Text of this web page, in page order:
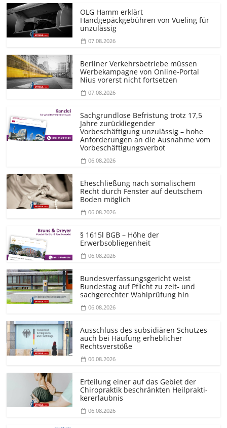
OLG Hamm erklärt
Handgepäckgebühren von Vueling für
unzulässig
07.08.2026
Berliner Verkehrsbetriebe müssen
Werbekampagne von Online-Portal
Nius vorerst nicht fortsetzen
07.08.2026
Sachgrundlose Befristung trotz 17,5
Jahre zurückliegender
Vorbeschäftigung unzulässig – hohe
Anforderungen an die Ausnahme vom
Vorbeschäf­tigungsverbot
06.08.2026
Eheschließung nach somalischem
Recht durch Fenster auf deutschem
Boden möglich
06.08.2026
§ 1615l BGB – Höhe der
Erwerbsobliegenheit
06.08.2026
Bundesver­fassungsgericht weist
Bundestag auf Pflicht zu zeit- und
sachgerechter Wahlprüfung hin
06.08.2026
Ausschluss des subsidiären Schutzes
auch bei Häufung erheblicher
Rechtsverstöße
06.08.2026
Erteilung einer auf das Gebiet der
Chiropraktik beschränkten Heilprakti­
kererlaubnis
06.08.2026